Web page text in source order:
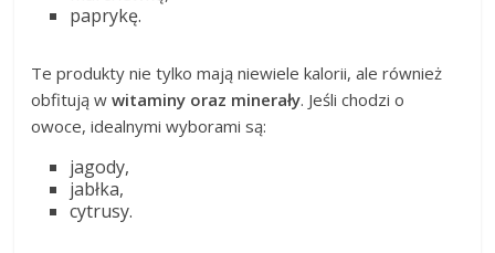
paprykę.
Te produkty nie tylko mają niewiele kalorii, ale również
obfitują wwitaminy oraz minerały. Jeśli chodzi o
owoce, idealnymi wyborami są:
jagody,
jabłka,
cytrusy.